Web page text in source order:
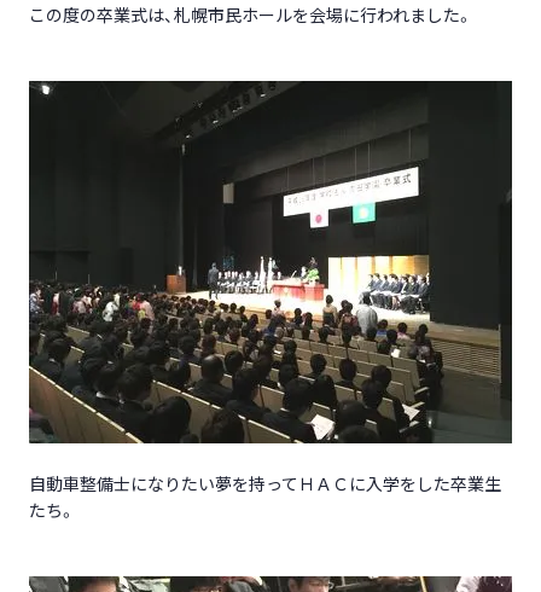
この度の卒業式は、札幌市民ホールを会場に行われました。
自動車整備士になりたい夢を持ってＨＡＣに入学をした卒業生
たち。